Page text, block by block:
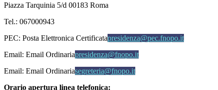
Piazza Tarquinia 5/d 00183 Roma
Tel.: 067000943
PEC: Posta Elettronica Certificatapresidenza@pec.fnopo.it
Email: Email Ordinariapresidenza@fnopo.it
Email: Email Ordinariasegreteria@fnopo.it
Orario apertura linea telefonica: